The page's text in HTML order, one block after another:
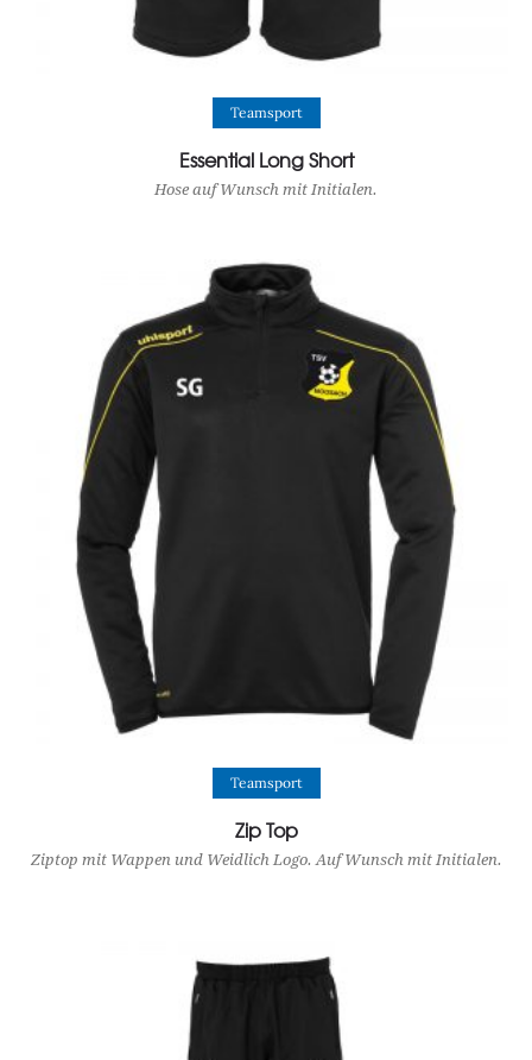
View Product
Teamsport
Essential Long Short
Hose auf Wunsch mit Initialen.
View Product
Teamsport
Zip Top
Ziptop mit Wappen und Weidlich Logo. Auf Wunsch mit Initialen.